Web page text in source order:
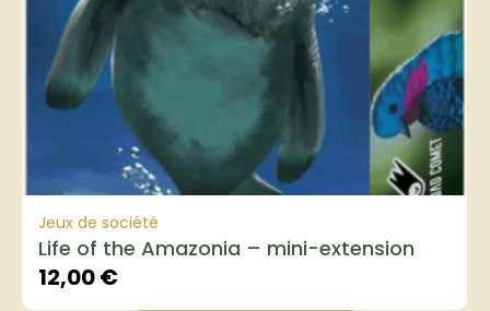
Jeux de société
Life of the Amazonia – mini-extension
12,00€